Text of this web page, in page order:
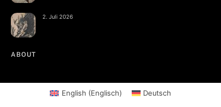
2. Juli 2026
ABOUT
English (Englisch) Deutsch